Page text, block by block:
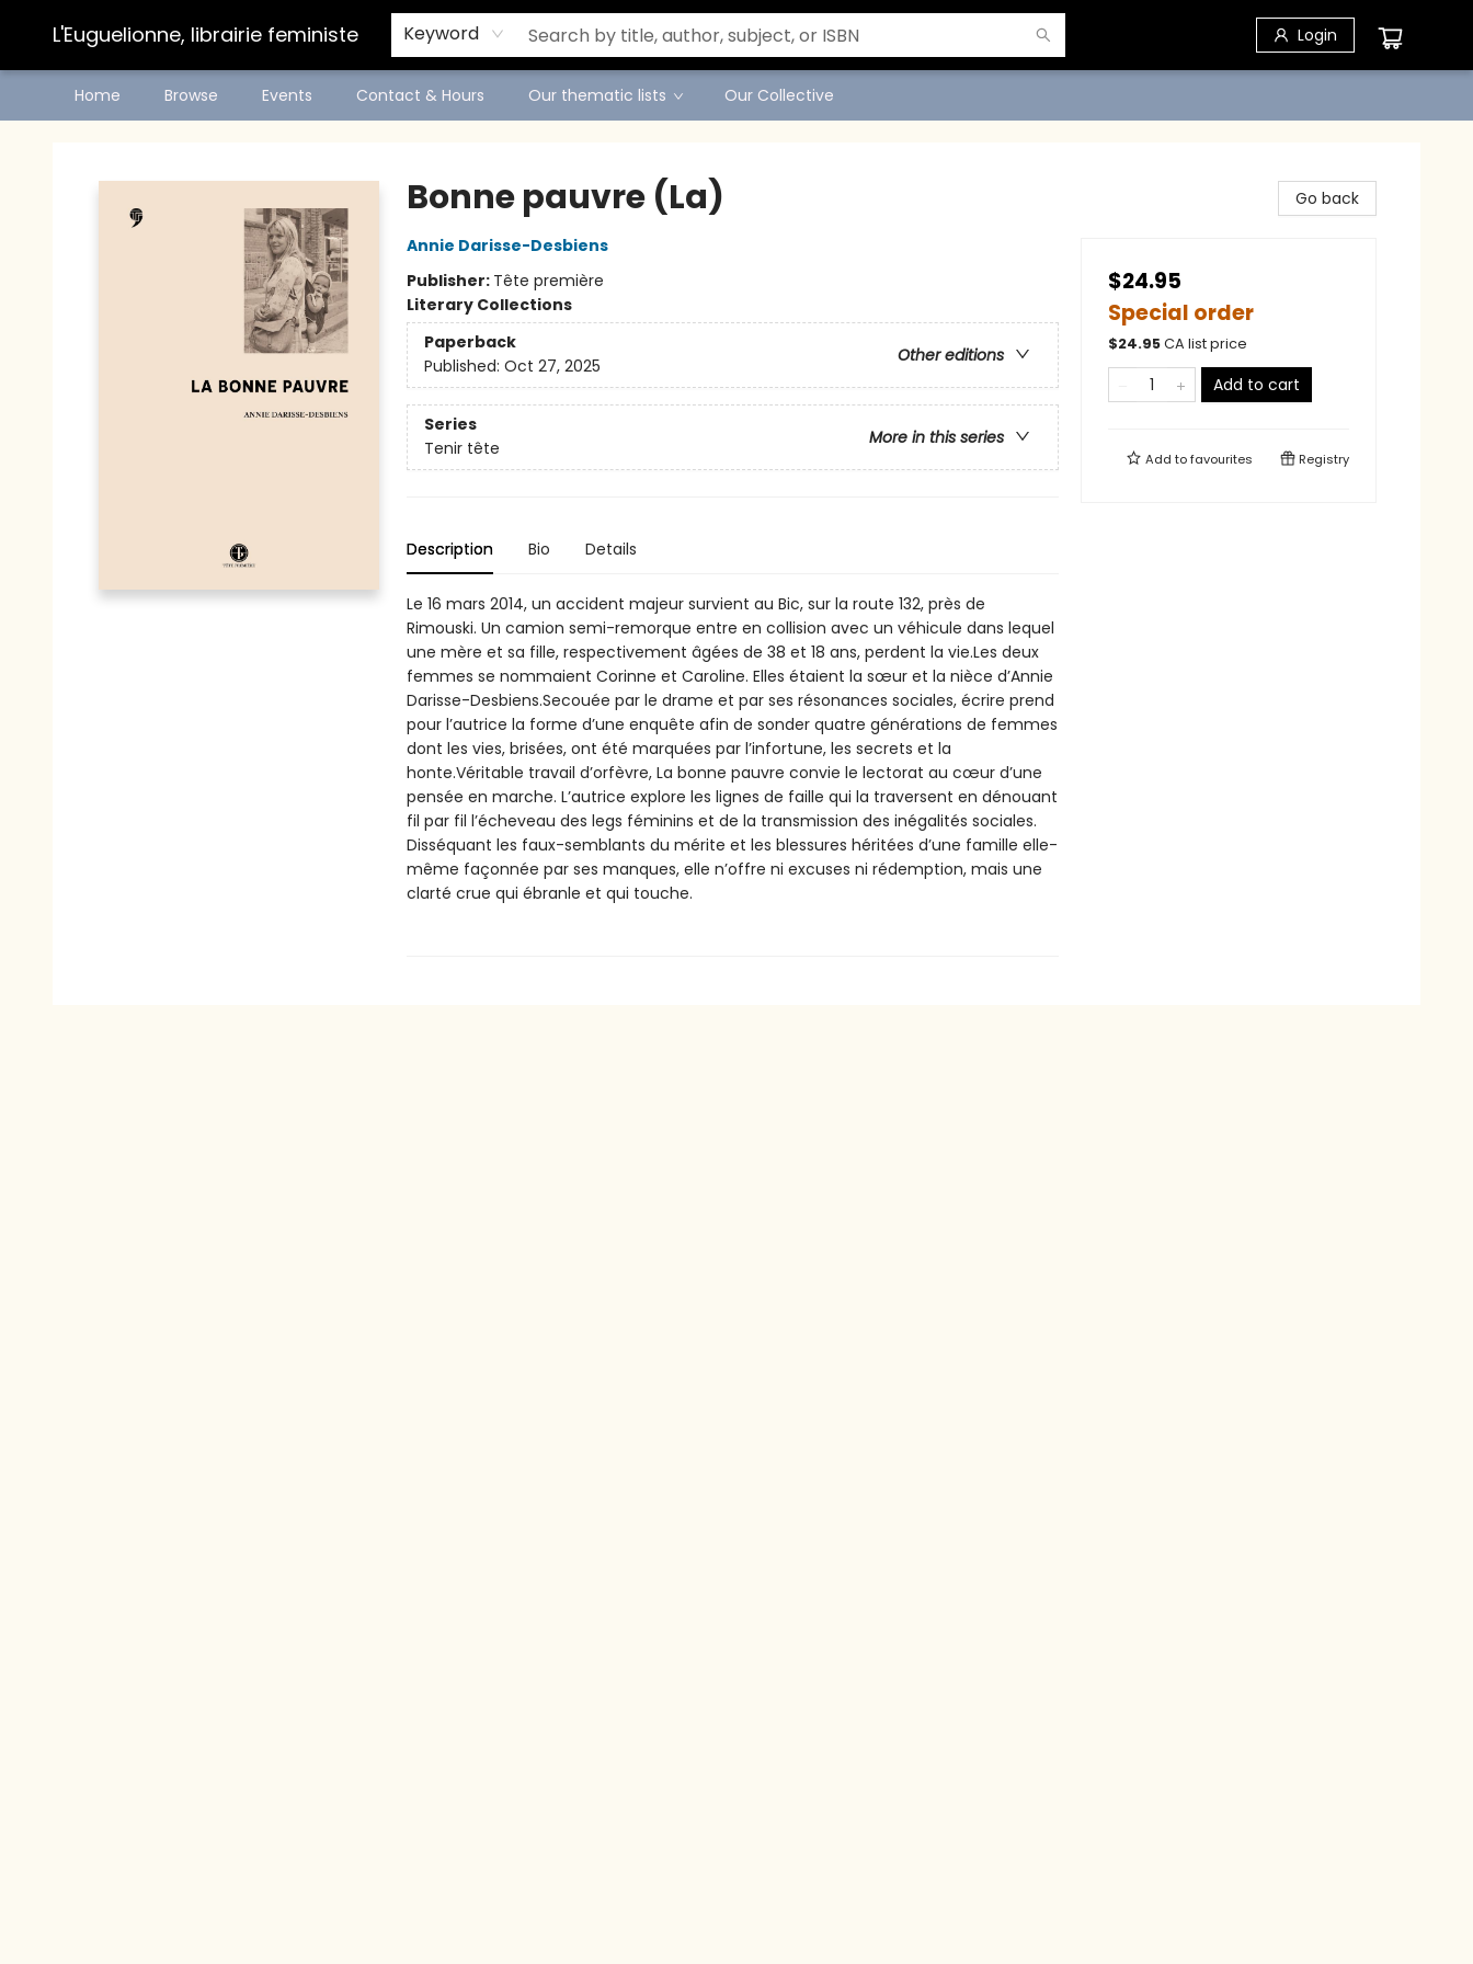
L'Euguelionne, librairie feministe Keyword Login
Home Browse Events Contact & Hours Our thematic lists Our Collective
Bonne pauvre (La)
Annie Darisse-Desbiens
Publisher: Tête première
Literary Collections
Paperback
Other editions
Published: Oct 27, 2025
Series
More in this series
Tenir tête
Description Bio Details
Le 16 mars 2014, un accident majeur survient au Bic, sur la route 132, près de
Rimouski. Un camion semi-remorque entre en collision avec un véhicule dans lequel
une mère et sa fille, respectivement âgées de 38 et 18 ans, perdent la vie.Les deux
femmes se nommaient Corinne et Caroline. Elles étaient la sœur et la nièce d’Annie
Darisse-Desbiens.Secouée par le drame et par ses résonances sociales, écrire prend
pour l’autrice la forme d’une enquête afin de sonder quatre générations de femmes
dont les vies, brisées, ont été marquées par l’infortune, les secrets et la
honte.Véritable travail d’orfèvre, La bonne pauvre convie le lectorat au cœur d’une
pensée en marche. L’autrice explore les lignes de faille qui la traversent en dénouant
fil par fil l’écheveau des legs féminins et de la transmission des inégalités sociales.
Disséquant les faux-semblants du mérite et les blessures héritées d’une famille elle-
même façonnée par ses manques, elle n’offre ni excuses ni rédemption, mais une
clarté crue qui ébranle et qui touche.
Go back
$24.95
Special order
$24.95CA list price
Add to cart
Add tofavourites Registry